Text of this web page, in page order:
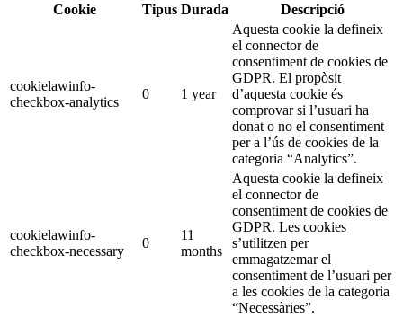
Cookie
Tipus Durada Descripció
cookielawinfo-
checkbox-analytics
0 1 year
Aquesta cookie la defineix
el connector de
consentiment de cookies de
GDPR. El propòsit
d’aquesta cookie és
comprovar si l’usuari ha
donat o no el consentiment
per a l’ús de cookies de la
categoria “Analytics”.
cookielawinfo-
checkbox-necessary
0
11
months
Aquesta cookie la defineix
el connector de
consentiment de cookies de
GDPR. Les cookies
s’utilitzen per
emmagatzemar el
consentiment de l’usuari per
a les cookies de la categoria
“Necessàries”.